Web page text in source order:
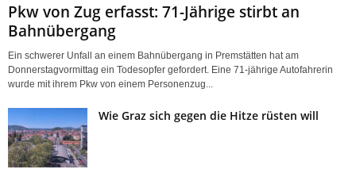
Pkw von Zug erfasst: 71-Jährige stirbt an
Bahnübergang
Ein schwerer Unfall an einem Bahnübergang in Premstätten hat am
Donnerstagvormittag ein Todesopfer gefordert. Eine 71-jährige Autofahrerin
wurde mit ihrem Pkw von einem Personenzug...
Wie Graz sich gegen die Hitze rüsten will